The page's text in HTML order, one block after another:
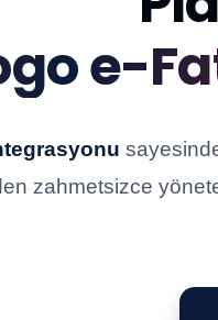
e-
zahmetsizce